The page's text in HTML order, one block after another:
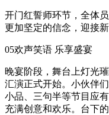
开门红誓师环节，全体
更加坚定的信念，迎接
05欢声笑语 乐享盛宴
晚宴阶段，舞台上灯光
汇演正式开始。小伙伴
小品、三句半等节目应
充满创意和欢乐。台下